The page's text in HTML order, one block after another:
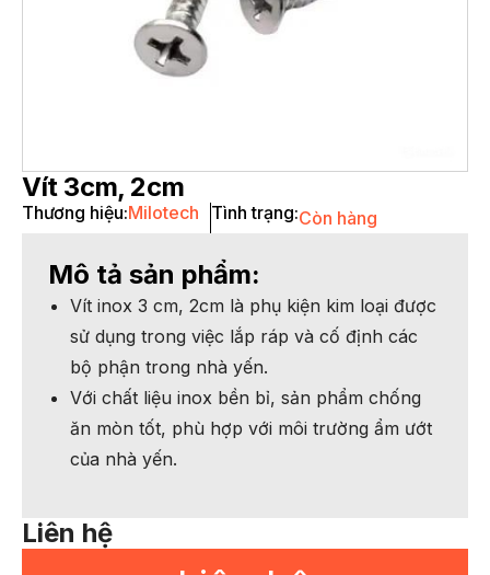
Vít 3cm, 2cm
Thương hiệu:Milotech Tình trạng:Còn hàng
Mô tả sản phẩm:
Vít inox 3 cm, 2cm là phụ kiện kim loại được
sử dụng trong việc lắp ráp và cố định các
bộ phận trong nhà yến.
Với chất liệu inox bền bỉ, sản phẩm chống
ăn mòn tốt, phù hợp với môi trường ẩm ướt
của nhà yến.
Liên hệ